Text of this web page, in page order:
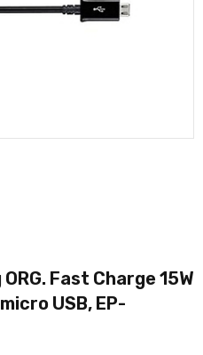
Fast Charge 15W
USB, EP-